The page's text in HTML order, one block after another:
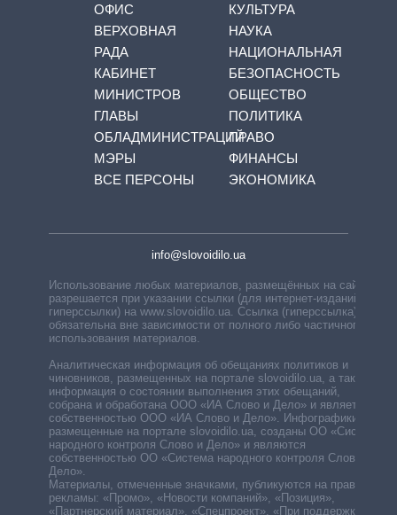
ОФИС
ВЕРХОВНАЯ
РАДА
КАБИНЕТ
МИНИСТРОВ
ГЛАВЫ
ОБЛАДМИНИСТРАЦИЙ
МЭРЫ
ВСЕ ПЕРСОНЫ
КУЛЬТУРА
НАУКА
НАЦИОНАЛЬНАЯ
БЕЗОПАСНОСТЬ
ОБЩЕСТВО
ПОЛИТИКА
ПРАВО
ФИНАНСЫ
ЭКОНОМИКА
info@slovoidilo.ua
Использование любых материалов, размещённых на сайте,
разрешается при указании ссылки (для интернет-изданий —
гиперссылки) на www.slovoidilo.ua. Ссылка (гиперссылка)
обязательна вне зависимости от полного либо частичного
использования материалов.
Аналитическая информация об обещаниях политиков и
чиновников, размещенных на портале slovoidilo.ua, а также
информация о состоянии выполнения этих обещаний,
собрана и обработана ООО «ИА Слово и Дело» и является
собственностью ООО «ИА Слово и Дело». Инфографики,
размещенные на портале slovoidilo.ua, созданы ОО «Система
народного контроля Слово и Дело» и являются
собственностью ОО «Система народного контроля Слово и
Дело».
Материалы, отмеченные значками, публикуются на правах
рекламы: «Промо», «Новости компаний», «Позиция»,
«Партнерский материал», «Спецпроект», «При поддержке».